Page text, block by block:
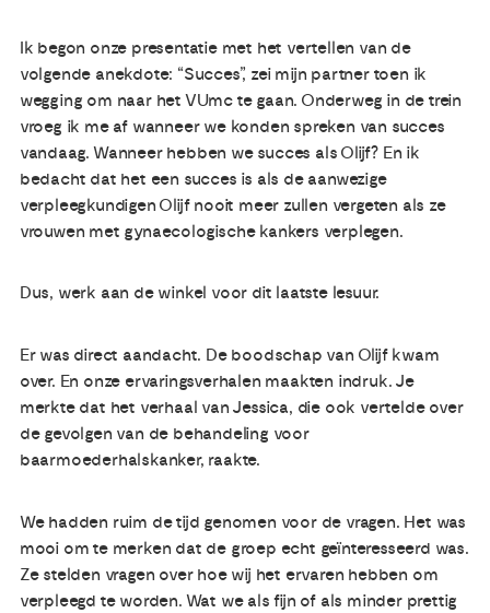
Ik begon onze presentatie met het vertellen van de
volgende anekdote: “Succes”, zei mijn partner toen ik
wegging om naar het VUmc te gaan. Onderweg in de trein
vroeg ik me af wanneer we konden spreken van succes
vandaag. Wanneer hebben we succes als Olijf? En ik
bedacht dat het een succes is als de aanwezige
verpleegkundigen Olijf nooit meer zullen vergeten als ze
vrouwen met gynaecologische kankers verplegen.
Dus, werk aan de winkel voor dit laatste lesuur.
Er was direct aandacht. De boodschap van Olijf kwam
over. En onze ervaringsverhalen maakten indruk. Je
merkte dat het verhaal van Jessica, die ook vertelde over
de gevolgen van de behandeling voor
baarmoederhalskanker, raakte.
We hadden ruim de tijd genomen voor de vragen. Het was
mooi om te merken dat de groep echt geïnteresseerd was.
Ze stelden vragen over hoe wij het ervaren hebben om
verpleegd te worden. Wat we als fijn of als minder prettig